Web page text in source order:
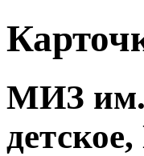
МИЗ им.